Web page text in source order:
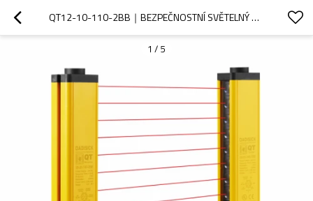
QT12-10-110-2BB｜BEZPEČNOSTNÍ SVĚTELNÝ ZÁVĚS｜DADISICK
1 / 5